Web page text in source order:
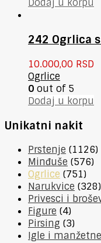
Dodaj u korpu
242 Ogrlica
10.000,00 RSD
Ogrlice
0 out of 5
Dodaj u korpu
Unikatni nakit
Prstenje (1126)
Minđuše (576)
Ogrlice (751)
Narukvice (328)
Privesci i
Figure (4)
Pirsing (3)
Igle i manžetne